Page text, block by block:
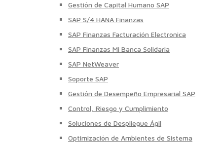
Gestión de Capital Humano SAP
SAP S/4 HANA Finanzas
SAP Finanzas Facturación Electronica
SAP Finanzas Mi Banca Solidaria
SAP NetWeaver
Soporte SAP
Gestión de Desempeño Empresarial SAP
Control, Riesgo y Cumplimiento
Soluciones de Despliegue Ágil
Optimización de Ambientes de Sistema